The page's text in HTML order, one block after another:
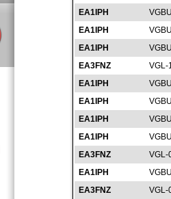
EA1IPH
EA1IPH
EA1IPH
EA3FNZ
VGL-
EA1IPH
EA1IPH
EA1IPH
EA1IPH
EA3FNZ
VGL-
EA1IPH
EA3FNZ
VGL-